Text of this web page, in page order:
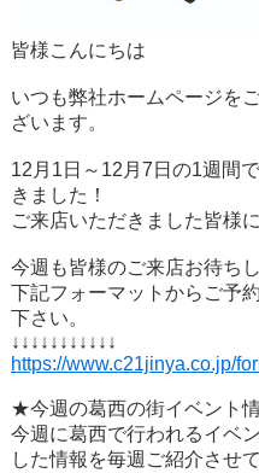
皆様こんにちは
いつも弊社ホームページを
ざいます。
12月1日～12月7日の1週間
きました！
ご来店いただきました皆様
今週も皆様のご来店お待ち
下記フォーマットからご予
下さい。
↓↓↓↓↓↓↓↓↓↓↓
https://www.c21jinya.co.jp/
★今週の葛西の街イベント
今週に葛西で行われるイベ
した情報を毎週ご紹介させ